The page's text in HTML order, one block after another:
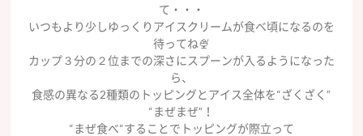
て・・・
いつもより少しゆっくりアイスクリームが食べ頃になるのを
待ってね🍨
カップ３分の２位までの深さにスプーンが入るようになった
ら、
食感の異なる2種類のトッピングとアイス全体を“ざくざく”
“まぜまぜ”！
“まぜ食べ“することでトッピングが際立って